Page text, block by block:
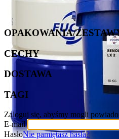
OPAKOWANIA/
CECHY
DOSTAWA
TAGI
Zaloguj się, abyśmy mogli
E-mail
HasłoNie pamiętasz hasła?